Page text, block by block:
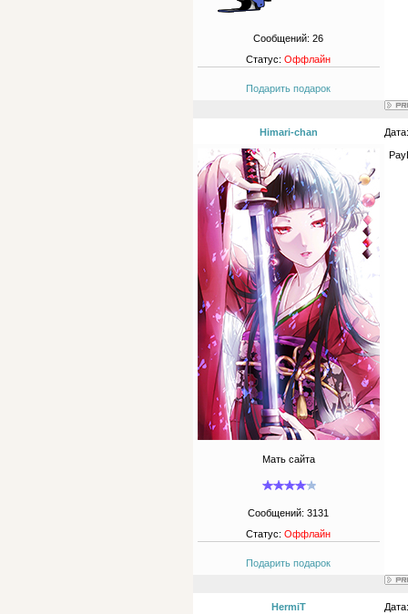
Сообщений:26
Статус:Оффлайн
Подарить подарок
Himari-chan
Мать сайта
Сообщений:3131
Статус:Оффлайн
Подарить подарок
HermiT